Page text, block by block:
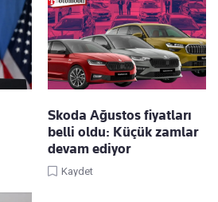
Skoda Ağustos fiyatları
belli oldu: Küçük zamlar
devam ediyor
Kaydet